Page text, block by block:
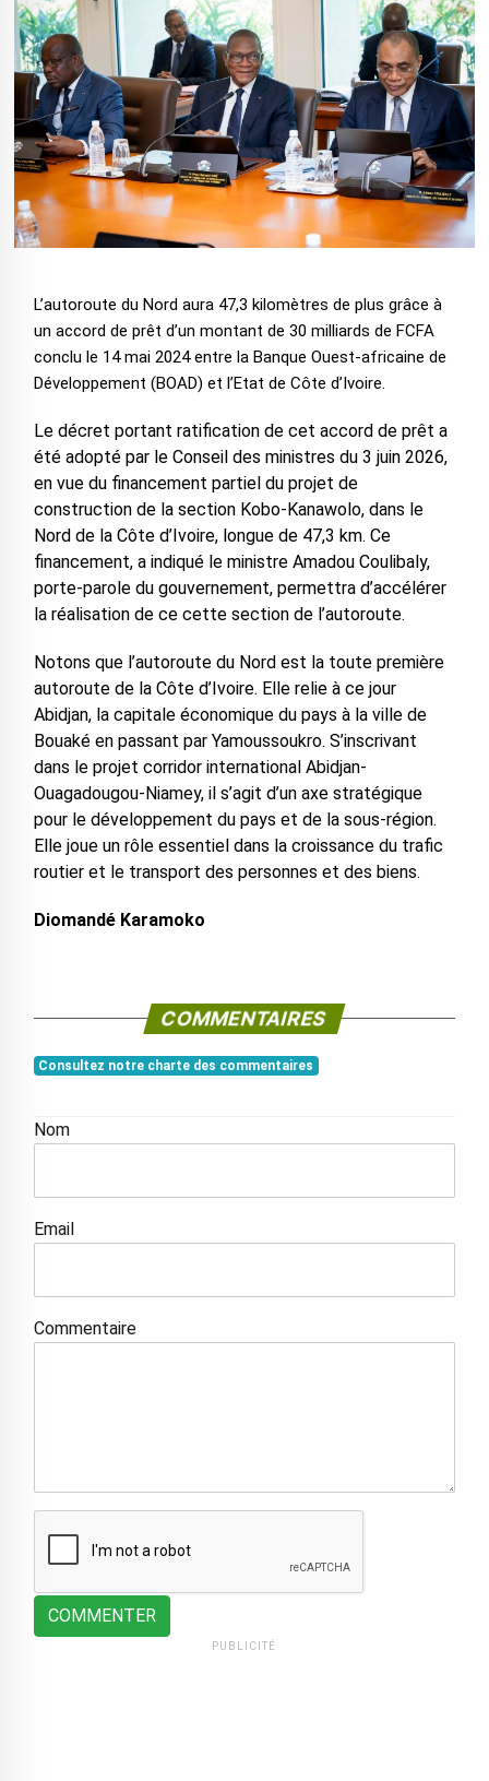
L’autoroute du Nord aura 47,3 kilomètres de plus grâce à
un accord de prêt d’un montant de 30 milliards de FCFA
conclu le 14 mai 2024 entre la Banque Ouest-africaine de
Développement (BOAD) et l’Etat de Côte d’Ivoire.
Le décret portant ratification de cet accord de prêt a
été adopté par le Conseil des ministres du 3 juin 2026,
en vue du financement partiel du projet de
construction de la section Kobo-Kanawolo, dans le
Nord de la Côte d’Ivoire, longue de 47,3 km. Ce
financement, a indiqué le ministre Amadou Coulibaly,
porte-parole du gouvernement, permettra d’accélérer
la réalisation de ce cette section de l’autoroute.
Notons que l’autoroute du Nord est la toute première
autoroute de la Côte d’Ivoire. Elle relie à ce jour
Abidjan, la capitale économique du pays à la ville de
Bouaké en passant par Yamoussoukro. S’inscrivant
dans le projet corridor international Abidjan-
Ouagadougou-Niamey, il s’agit d’un axe stratégique
pour le développement du pays et de la sous-région.
Elle joue un rôle essentiel dans la croissance du trafic
routier et le transport des personnes et des biens.
Diomandé Karamoko
COMMENTAIRES
Consultez notre charte des commentaires
Nom
Email
Commentaire
COMMENTER
PUBLICITÉ